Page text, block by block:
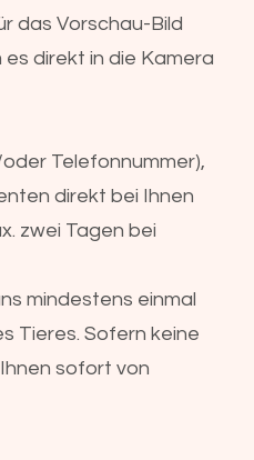
das Vorschau-Bild
direkt in die Kamera
Telefonnummer),
direkt bei Ihnen
zwei Tagen bei
mindestens einmal
Tieres. Sofern keine
sofort von